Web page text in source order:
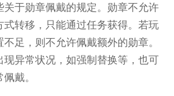
关于勋章佩戴的规定。勋章不允许
式转移，只能通过任务获得。若玩
足，则不允许佩戴额外的勋章。
现异常状况，如强制替换等，也可
戴。